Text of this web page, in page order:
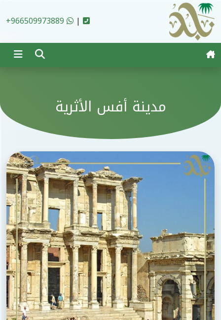
Skip
to
content
|
+966509973889
مدينة أفس الأثرية